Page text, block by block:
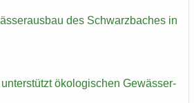
des Schwarz­ba­ches in
öko­lo­gi­schen Ge­wäs­ser­